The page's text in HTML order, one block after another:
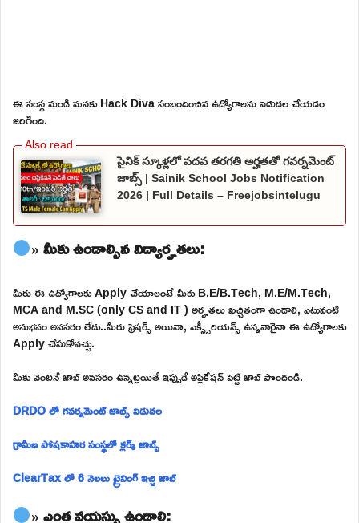
ఈ సంస్థ నుండి మనకు Hack Diva సంబందించిన ఉద్యోగాలను విడుదల చేయడం
జరిగింది.
సైనిక్ స్కూళ్లలో పదవ తరగతి అర్హతతో గవర్నమెంట్
జాబ్స్ | Sainik School Jobs Notification
2026 | Full Details – Freejobsintelugu
» మీకు ఉండాల్సిన విద్యార్హతలు:
మీరు ఈ ఉద్యోగాలకు Apply చేయాలంటే మీకు B.E/B.Tech, M.E/M.Tech,
MCA and M.SC (only CS and IT ) అర్హతలు ఖచ్చితంగా ఉండాలి, ఎటువంటి
అనుభవం అవసరం లేదు..మీరు ఫ్రెషర్స్ అయినా, ఎక్స్పీరియన్స్ ఉన్నవారైనా ఈ ఉద్యోగాలకు
Apply చేసుకోవచ్చు.
మీకు వెంటనే జాబ్ అవసరం ఉన్నట్లయితే ఇప్పుడే అప్లికేషన్ పెట్టి జాబ్ పొందండి.
DRDO లో గవర్నమెంట్ జాబ్స్ విడుదల
గ్రామీణ పోషకాహర సంస్థలో క్లర్క్ జాబ్స్
ClearTax లో 6 నెలలు ట్రైనింగ్ ఇచ్చి జాబ్
» ఎంత వయస్సు ఉండాలి: